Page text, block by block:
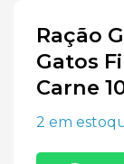
Ração
Gatos
Carne
2 em